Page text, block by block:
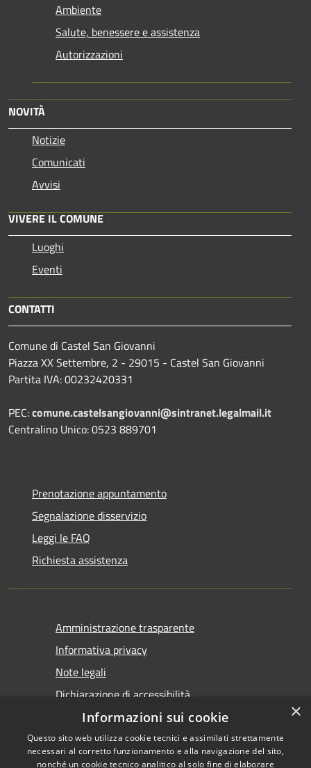
Ambiente
Salute, benessere e assistenza
Autorizzazioni
NOVITÀ
Notizie
Comunicati
Avvisi
VIVERE IL COMUNE
Luoghi
Eventi
CONTATTI
Comune di Castel San Giovanni
Piazza XX Settembre, 2 - 29015 - Castel San Giovanni
Partita IVA: 00232420331
PEC:comune.castelsangiovanni@sintranet.legalmail.it
Centralino Unico: 0523 889701
Prenotazione appuntamento
Segnalazione disservizio
Leggi le FAQ
Richiesta assistenza
Amministrazione trasparente
Informativa privacy
Note legali
Dichiarazione di accessibilità
×
Informazioni sui cookie
Questo sito web utilizza cookie tecnici e assimilati strettamente
necessari al corretto funzionamento e alla navigazione del sito,
nonché un cookie tecnico analitico al solo fine di elaborare